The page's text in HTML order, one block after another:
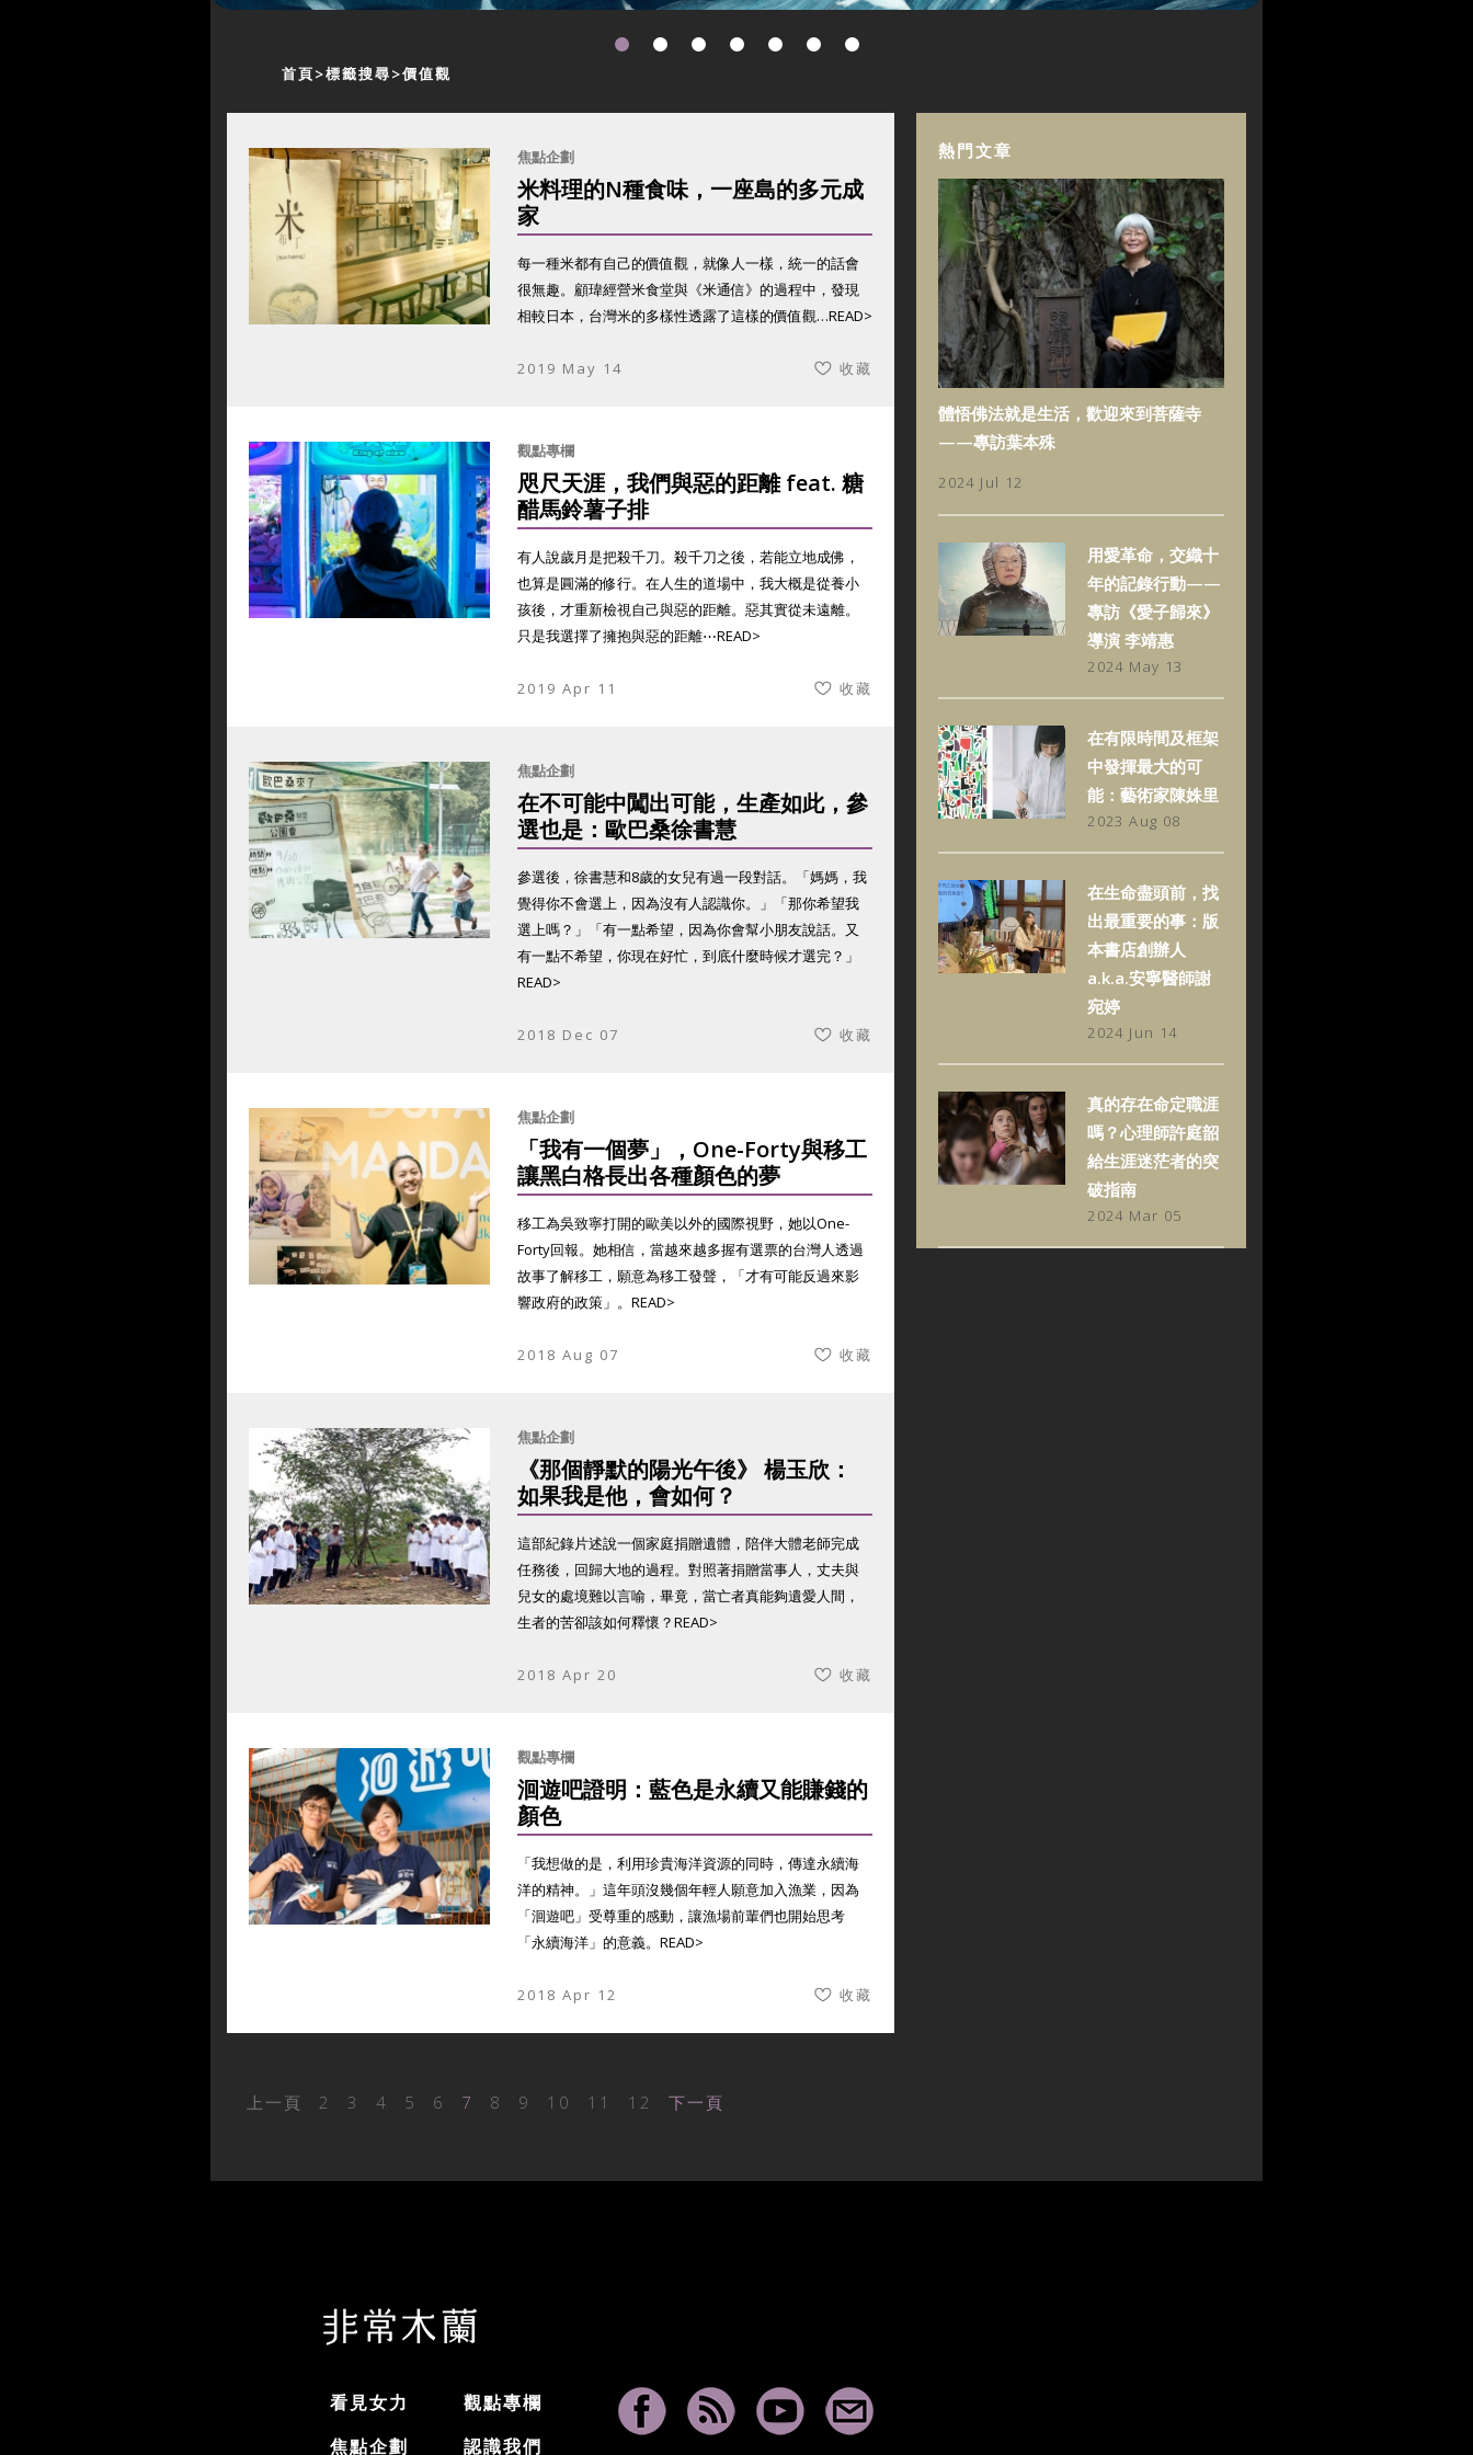
首頁 標籤搜尋 價值觀
焦點企劃
米料理的N種食味，一座島的多元成
家
每一種米都有自己的價值觀，就像人一樣，統一的話會
很無趣。顧瑋經營米食堂與《米通信》的過程中，發現
相較日本，台灣米的多樣性透露了這樣的價值觀…READ>
2019 May 14 收藏
觀點專欄
咫尺天涯，我們與惡的距離 feat. 糖
醋馬鈴薯子排
有人說歲月是把殺千刀。殺千刀之後，若能立地成佛，
也算是圓滿的修行。在人生的道場中，我大概是從養小
孩後，才重新檢視自己與惡的距離。惡其實從未遠離。
只是我選擇了擁抱與惡的距離⋯READ>
2019 Apr 11 收藏
焦點企劃
在不可能中闖出可能，生產如此，參
選也是：歐巴桑徐書慧
參選後，徐書慧和8歲的女兒有過一段對話。「媽媽，我
覺得你不會選上，因為沒有人認識你。」「那你希望我
選上嗎？」「有一點希望，因為你會幫小朋友說話。又
有一點不希望，你現在好忙，到底什麼時候才選完？」
READ>
2018 Dec 07 收藏
焦點企劃
「我有一個夢」，One-Forty與移工
讓黑白格長出各種顏色的夢
移工為吳致寧打開的歐美以外的國際視野，她以One-
Forty回報。她相信，當越來越多握有選票的台灣人透過
故事了解移工，願意為移工發聲，「才有可能反過來影
響政府的政策」。 READ>
2018 Aug 07 收藏
焦點企劃
《那個靜默的陽光午後》 楊玉欣：
如果我是他，會如何？
這部紀錄片述說一個家庭捐贈遺體，陪伴大體老師完成
任務後，回歸大地的過程。對照著捐贈當事人，丈夫與
兒女的處境難以言喻，畢竟，當亡者真能夠遺愛人間，
生者的苦卻該如何釋懷？READ>
2018 Apr 20 收藏
觀點專欄
洄遊吧證明：藍色是永續又能賺錢的
顏色
「我想做的是，利用珍貴海洋資源的同時，傳達永續海
洋的精神。」這年頭沒幾個年輕人願意加入漁業，因為
「洄遊吧」受尊重的感動，讓漁場前輩們也開始思考
「永續海洋」的意義。 READ>
2018 Apr 12 收藏
上一頁 2 3 4 5 6 7 8 9 10 11 12 下一頁
熱門文章
體悟佛法就是生活，歡迎來到菩薩寺
——專訪葉本殊
2024 Jul 12
用愛革命，交織十
年的記錄行動——
專訪《愛子歸來》
導演 李靖惠
2024 May 13
在有限時間及框架
中發揮最大的可
能：藝術家陳姝里
2023 Aug 08
在生命盡頭前，找
出最重要的事：版
本書店創辦人
a.k.a.安寧醫師謝
宛婷
2024 Jun 14
真的存在命定職涯
嗎？心理師許庭韶
給生涯迷茫者的突
破指南
2024 Mar 05
看見女力
觀點專欄
焦點企劃
認識我們